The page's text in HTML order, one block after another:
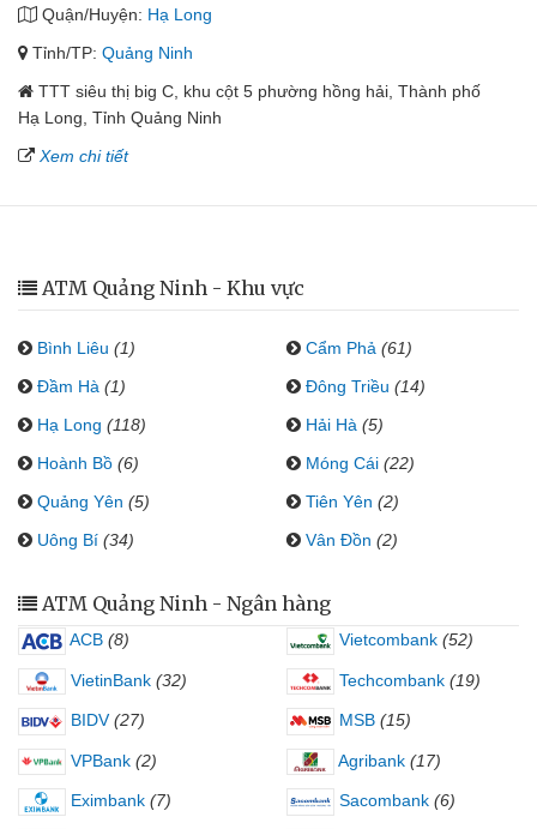
Quận/Huyện: Hạ Long
Tỉnh/TP: Quảng Ninh
TTT siêu thị big C, khu cột 5 phường hồng hải, Thành phố
Hạ Long, Tỉnh Quảng Ninh
Xem chi tiết
ATM Quảng Ninh - Khu vực
Bình Liêu (1) Cẩm Phả (61)
Đầm Hà (1) Đông Triều (14)
Hạ Long (118) Hải Hà (5)
Hoành Bồ (6) Móng Cái (22)
Quảng Yên (5) Tiên Yên (2)
Uông Bí (34) Vân Đồn (2)
ATM Quảng Ninh - Ngân hàng
ACB (8) Vietcombank (52)
VietinBank (32) Techcombank (19)
BIDV (27) MSB (15)
VPBank (2) Agribank (17)
Eximbank (7) Sacombank (6)